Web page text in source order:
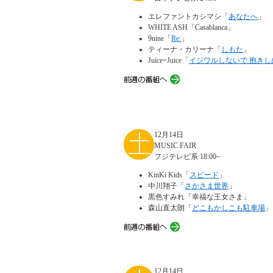
エレファントカシマシ「 あなたへ 」
WHITE ASH「Casablanca」
9nine「 Re: 」
ティーナ・カリーナ「 しもた 」
Juice=Juice「 イジワルしないで 抱きし
12月14日
MUSIC FAIR
フジテレビ系 18:00~
KinKi Kids「 スピード 」
中川翔子「 さかさま世界 」
黒色すみれ「幸福な王女さま」
森山直太朗「 どこもかしこも駐車場 」
12月14日